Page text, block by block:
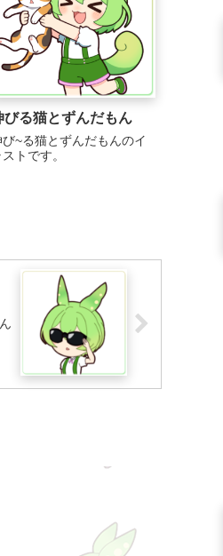
びる猫とずんだもん
び~る猫とずんだもんのイ
ストです。